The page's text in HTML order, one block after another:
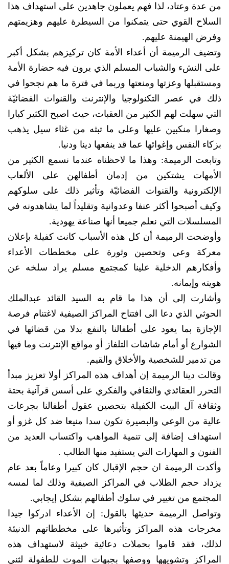
من عدة وعتاد، لذا فهم يعملون جاهدين على استهداف هذا
السلاح القوي حتى يتمكنوا من السيطرة عليهم وهزيمتهم
وفرض الهيمنة عليهم.
وتضيف الرميمة أن أعداء الأمة كان تركيزهم بشكل أكبر
على النشء والشباب المسلم الذي يرون فيه حضارة الأمة
ومستقبلها وعزتها ومنعتها وربما في فترة ما هم نجحوا في
ذلك في عصر التكنولوجيا والإنترنت والقنوات الفضائيّة
التي سهلت لهم الكثير من العقبات، حيث اصبح الكثير كبارا
وصغارا منكبين عليها وعلى ما تبثه من غثاء سيل يذهب
بزكاء النفس وإغوائها عما قد ينفعها دينا ودنيا.
وتابعت الرميمة: وهذا ما لاحظناه عندما نسمع الكثير من
الأمهات يشتكين من إدمان أطفالهن على الألعاب
الإلكترونية والقنوات الفضائيّة وتأثير ذلك على سلوكهم
وكيف أصبحوا أكثر عنفا وعدوانية وتقليداً لما يشاهدونه في
المسلسلات التي نعلم جميعا أنها صناعة يهودية.
وأوضحت الرميمة أن كل هذه الأسباب كانت كفيلة بإعلان
معركة وعي وتحصين وثورة على مخططات الأعداء
وأفكارهم الدخلية علينا كمجتمع مسلم يراد سلخه عن
هويته وإيمانه.
وأشارت إلى أن هذا ما قام به السيد القائد عبدالملك
الحوثي الذي دعا الى افتتاح المراكز الصيفية لاغتنام فرصة
الإجازة بما يعود على أطفالنا بالنفع بدلا من قضائها في
الشوارع أو أمام شاشات التلفاز أو مواقع الإنترنت وما فيها
من تدمير للشخصية والأخلاق والقيم.
وقالت دينا الرميمة إن أهداف هذه المراكز أولا تعزيز مبدأ
التحرر العقائدي والثقافي والفكري على أسس قرآنية بحتة
وثقافة آل البيت الكفيلة بتحصين عقول أطفالنا بجرعات
عالية من الوعي والبصيرة تكون سدا منيعا ضد كل غزو أو
استهداف إضافة إلى تنمية المواهب واكتساب العديد من
الفنون و المهارات التي يستفيد منها الطالب .
وأكدت الرميمة ان حجم الإقبال كان كبيرا وعاماً بعد عام
يزداد حجم الطلاب في المراكز الصيفية وذلك لما لمسه
المجتمع من تغيير في سلوك أطفالهم بشكل إيجابي.
وتواصل الرميمة حديثها بالقول: إن الأعداء ادركوا جيدا
مخرجات هذه المراكز وتأثيرها على مخططاتهم الدنيئة
لذلك، فقد قاموا بحملات دعائية خبيثة لاستهداف هذه
المراكز وتشويهها ووصفها بجبهات الموت للطفولة لثني